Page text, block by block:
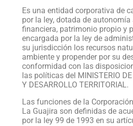
Es una entidad corporativa de
por la ley, dotada de
financiera, patrimonio propio y
encargada por la ley de
su jurisdicción los recursos
ambiente y propender por su
conformidad con las
las políticas del MINISTERIO
Y DESARROLLO TERRITORIAL.
Las funciones de la
La Guajira son definidas de
por la ley 99 de 1993 en su